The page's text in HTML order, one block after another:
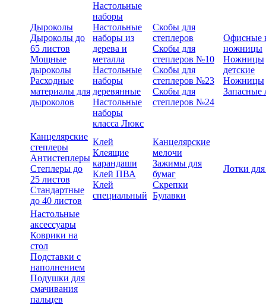
Дыроколы
Дыроколы до
65 листов
Мощные
дыроколы
Расходные
материалы для
дыроколов
Настольные
наборы
Настольные
наборы из
дерева и
металла
Настольные
наборы
деревянные
Настольные
наборы
класса Люкс
Скобы для
степлеров
Скобы для
степлеров №10
Скобы для
степлеров №23
Скобы для
степлеров №24
Офисные
ножницы
Ножницы
детские
Ножницы
Запасные
Канцелярские
степлеры
Антистеплеры
Степлеры до
25 листов
Стандартные
до 40 листов
Клей
Клеящие
карандаши
Клей ПВА
Клей
специальный
Канцелярские
мелочи
Зажимы для
бумаг
Скрепки
Булавки
Лотки
Настольные
аксессуары
Коврики на
стол
Подставки с
наполнением
Подушки для
смачивания
пальцев